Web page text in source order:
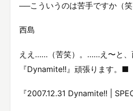
──こういうのは苦手ですか（笑
西島
ええ……（苦笑）。……え〜と、
『Dynamite!!』頑張ります。■
『2007.12.31 Dynamite!! |